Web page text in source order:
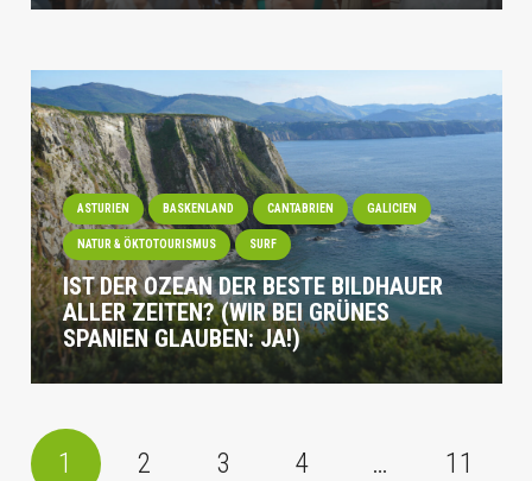
ASTURIEN BASKENLAND CANTABRIEN GALICIEN
NATUR & ÖKTOTOURISMUS SURF
IST DER OZEAN DER BESTE BILDHAUER
ALLER ZEITEN? (WIR BEI GRÜNES
SPANIEN GLAUBEN: JA!)
1 2 3 4 … 11